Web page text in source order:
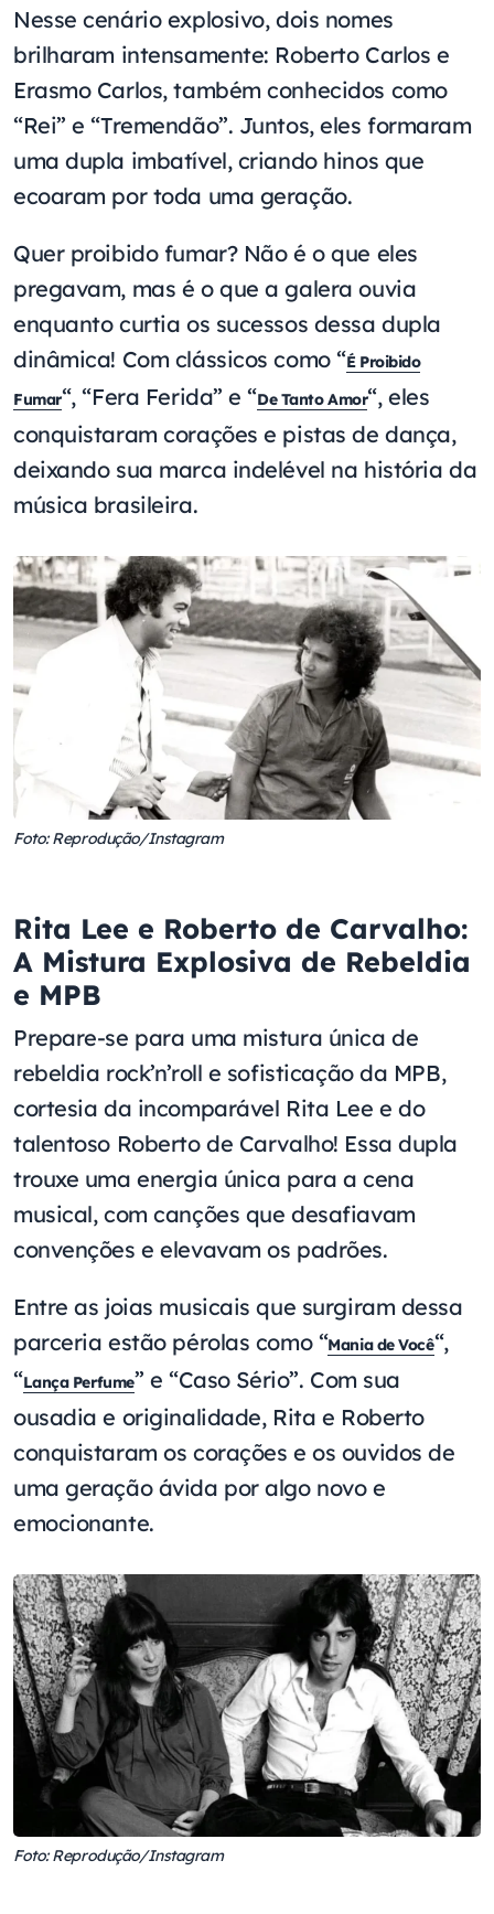
Nesse cenário explosivo, dois nomes
brilharam intensamente: Roberto Carlos e
Erasmo Carlos, também conhecidos como
“Rei” e “Tremendão”. Juntos, eles formaram
uma dupla imbatível, criando hinos que
ecoaram por toda uma geração.
Quer proibido fumar? Não é o que eles
pregavam, mas é o que a galera ouvia
enquanto curtia os sucessos dessa dupla
dinâmica! Com clássicos como “É Proibido
Fumar“, “Fera Ferida” e “De Tanto Amor“, eles
conquistaram corações e pistas de dança,
deixando sua marca indelével na história da
música brasileira.
Foto: Reprodução/Instagram
Rita Lee e Roberto de Carvalho:
A Mistura Explosiva de Rebeldia
e MPB
Prepare-se para uma mistura única de
rebeldia rock’n’roll e sofisticação da MPB,
cortesia da incomparável Rita Lee e do
talentoso Roberto de Carvalho! Essa dupla
trouxe uma energia única para a cena
musical, com canções que desafiavam
convenções e elevavam os padrões.
Entre as joias musicais que surgiram dessa
parceria estão pérolas como “Mania de Você“,
“Lança Perfume” e “Caso Sério”. Com sua
ousadia e originalidade, Rita e Roberto
conquistaram os corações e os ouvidos de
uma geração ávida por algo novo e
emocionante.
Foto: Reprodução/Instagram